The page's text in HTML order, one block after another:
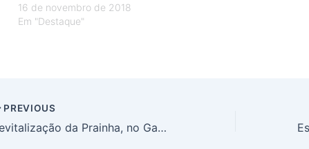
16 de novembro de 2018
Em "Destaque"
PREVIOUS
Revitalização da Prainha, no Gama, agora é realidade